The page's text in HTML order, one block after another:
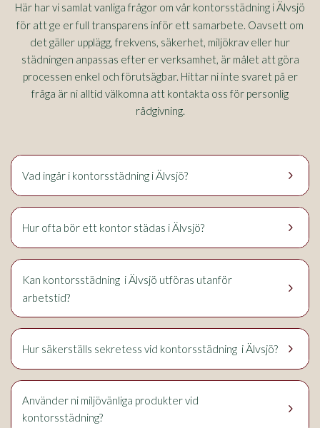
Här har vi samlat vanliga frågor om vår kontorsstädning iÄlvsjö
för att ge er full transparens inför ett samarbete. Oavsett om
det gäller upplägg, frekvens, säkerhet, miljökrav eller hur
städningen anpassas efter er verksamhet, är målet att göra
processen enkel och förutsägbar. Hittar ni inte svaret på er
fråga är ni alltid välkomna att kontakta oss för personlig
rådgivning.
keyboard_arrow_right
Vad ingår i kontorsstädning iÄlvsjö?
keyboard_arrow_right
Hur ofta bör ett kontor städas iÄlvsjö?
keyboard_arrow_right
Kan kontorsstädning iÄlvsjö utföras utanför
arbetstid?
keyboard_arrow_right
Hur säkerställs sekretess vid kontorsstädning i Älvsjö?
keyboard_arrow_right
Använder ni miljövänliga produkter vid
kontorsstädning?